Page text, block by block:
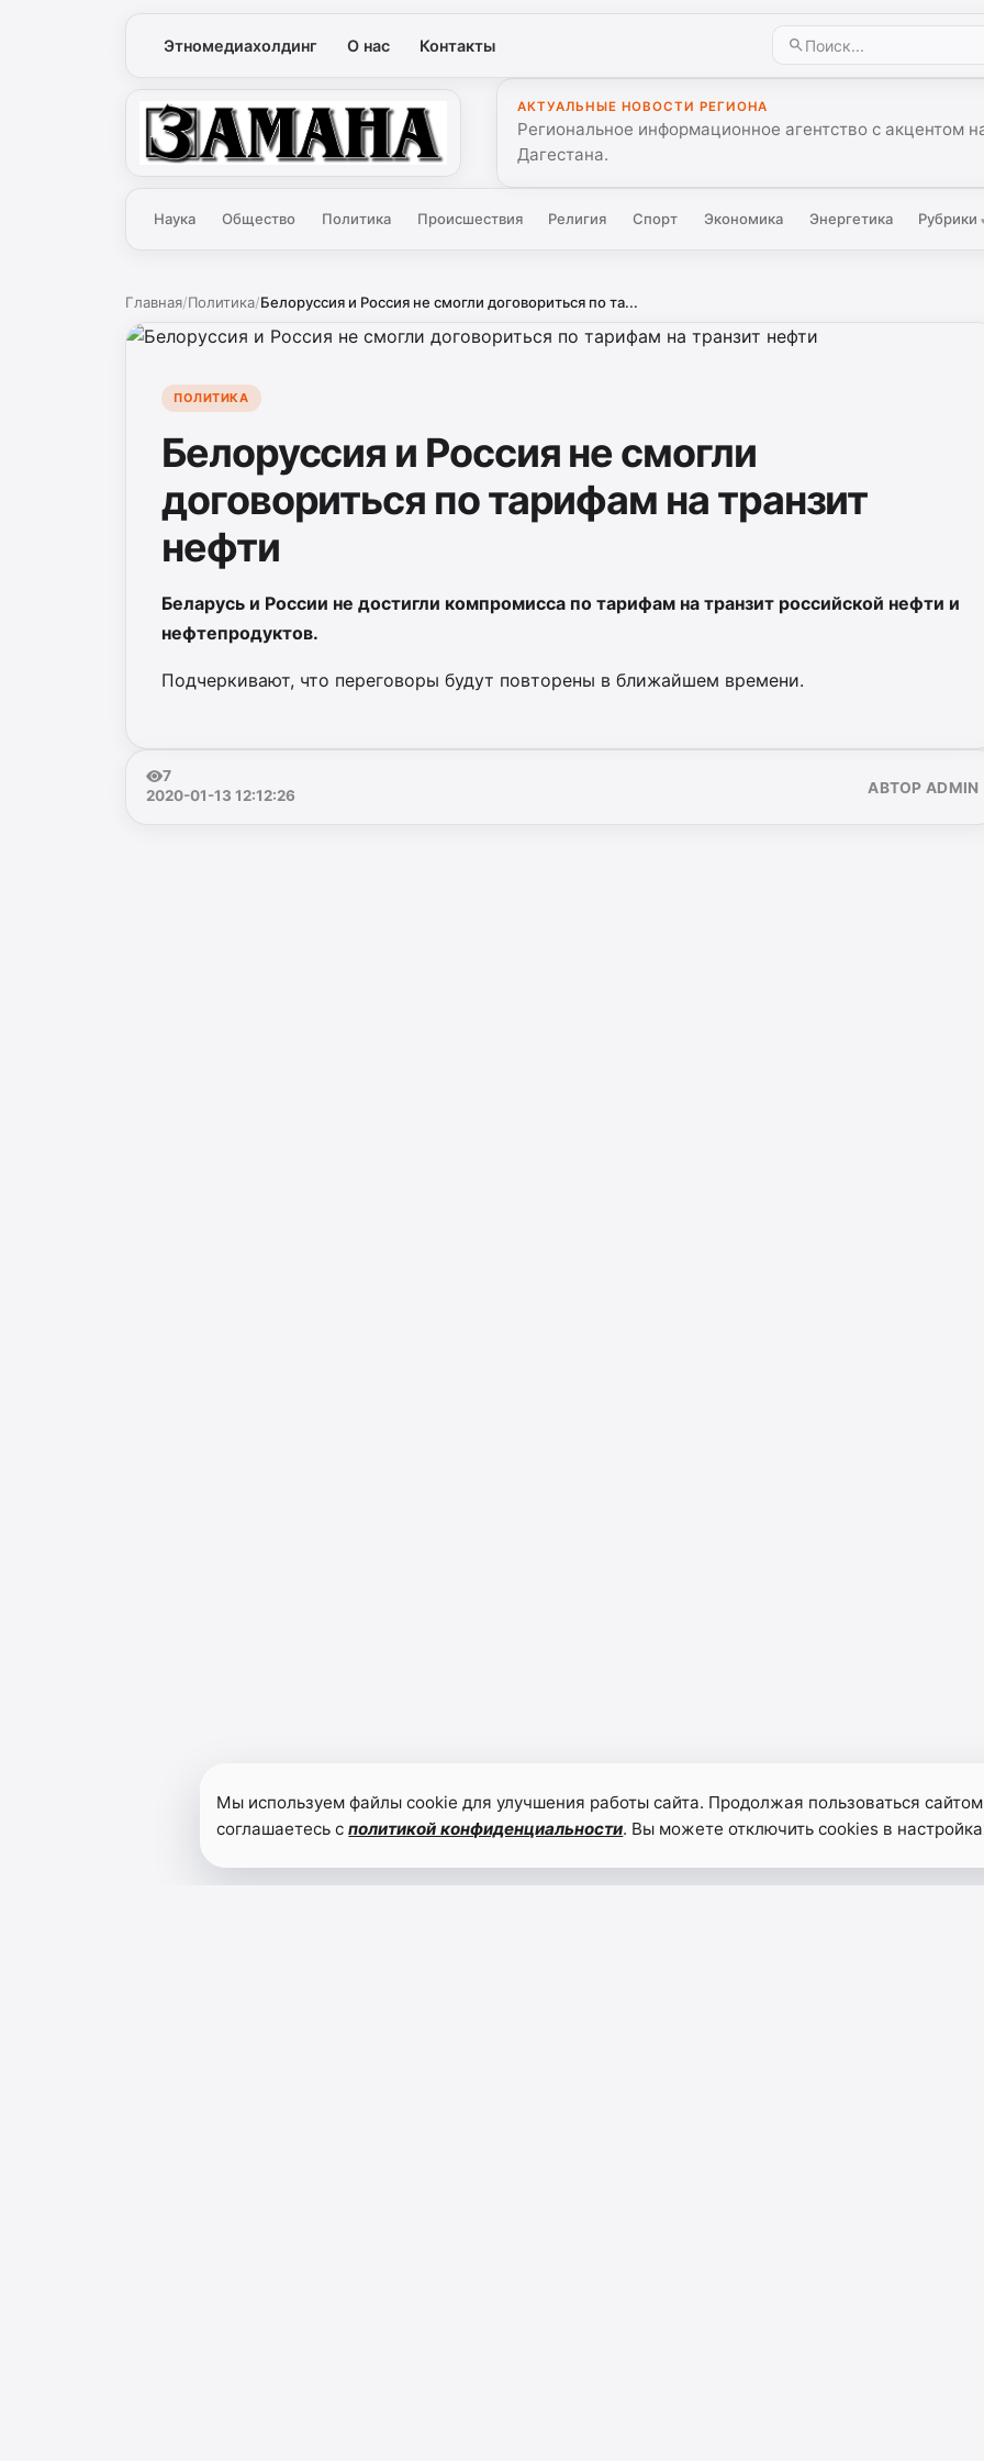
Этномедиахолдинг О нас Контакты
Замана
АКТУАЛЬНЫЕ НОВОСТИ РЕГИОНА
Региональное информационное агентство с акцентом
Дагестана.
Наука Общество Политика Происшествия Религия Спорт Экономика Энергетика Рубрики▾
Главная/Политика/Белоруссия и Россия не смогли договориться по та...
ПОЛИТИКА
Белоруссия и Россия не смогли
договориться по тарифам на транзит
нефти
Беларусь и России не достигли компромисса по тарифам на транзит российской нефти и
нефтепродуктов.
Подчеркивают, что переговоры будут повторены в ближайшем времени.
7
2020-01-13 12:12:26
АВТОР ADMIN
Мы используем файлы cookie для улучшения работы сайта. Продолжая пользоваться
соглашаетесь сполитикой конфиденциальности. Вы можете отключить cookies в